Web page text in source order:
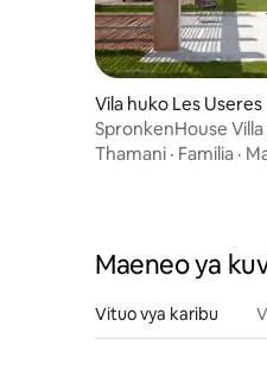
Vila huko Les Useres
SpronkenHouse Villa
Thamani · Familia ·
Maeneo ya
Vituo vya karibu